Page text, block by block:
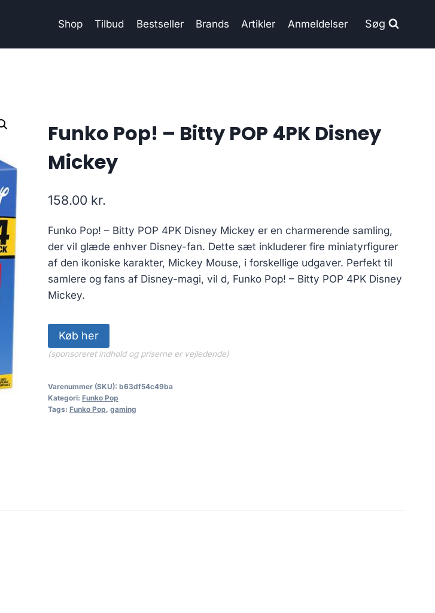
Shop Tilbud Bestseller Brands Artikler Anmeldelser Søg
Funko Pop! – Bitty POP 4PK Disney
Mickey
158.00 kr.
Funko Pop! – Bitty POP 4PK Disney Mickey er en charmerende samling,
der vil glæde enhver Disney-fan. Dette sæt inkluderer fire miniatyrfigurer
af den ikoniske karakter, Mickey Mouse, i forskellige udgaver. Perfekt til
samlere og fans af Disney-magi, vil d, Funko Pop! – Bitty POP 4PK Disney
Mickey.
Køb her
(sponsoreret indhold og priserne er vejledende)
Varenummer (SKU): b63df54c49ba
Kategori: Funko Pop
Tags: Funko Pop, gaming